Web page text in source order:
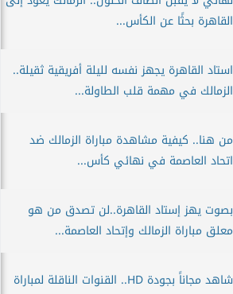
القاهرة بحثًا عن الكأس...
استاد القاهرة يجهز نفسه لليلة أفريقية ثقيلة..
الزمالك في مهمة قلب الطاولة...
من هنا.. كيفية مشاهدة مباراة الزمالك ضد
اتحاد العاصمة في نهائي كأس...
بصوت يهز إستاد القاهرة..لن تصدق من هو
معلق مباراة الزمالك وإتحاد العاصمة...
شاهد مجاناً بجودة HD.. القنوات الناقلة لمباراة